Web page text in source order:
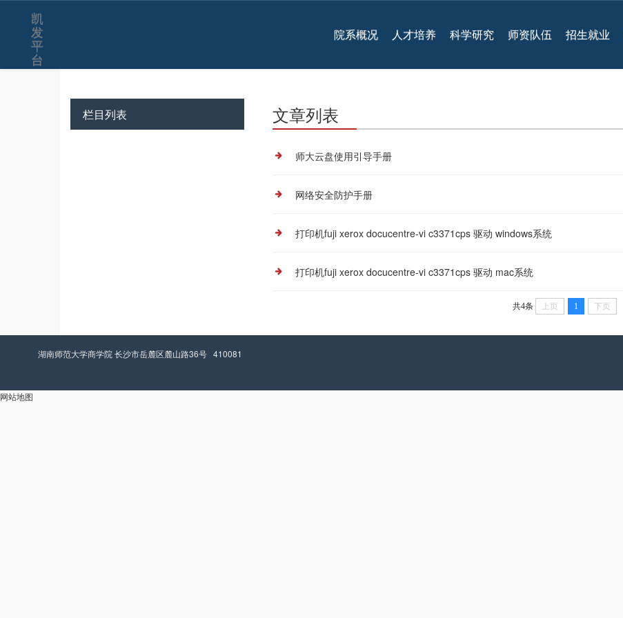
其他类资源-凯发平台
凯
发
平
台
院系概况 人才培养 科学研究 师资队伍 招生就业
栏目列表 文章列表
师大云盘使用引导手册
网络安全防护手册
打印机fuji xerox docucentre-vi c3371cps 驱动 windows系统
打印机fuji xerox docucentre-vi c3371cps 驱动 mac系统
共4条 上页 1 下页
湖南师范大学商学院 长沙市岳麓区麓山路36号 410081
网站地图